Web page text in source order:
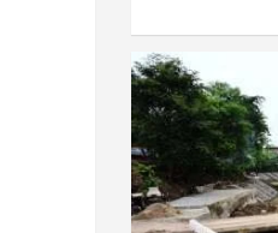
b
o
o
k
s
A
p
p